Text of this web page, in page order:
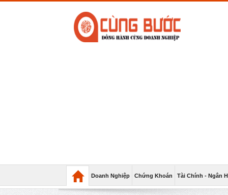
Doanh Nghiệp Chứng Khoán Tài Chính - Ngân